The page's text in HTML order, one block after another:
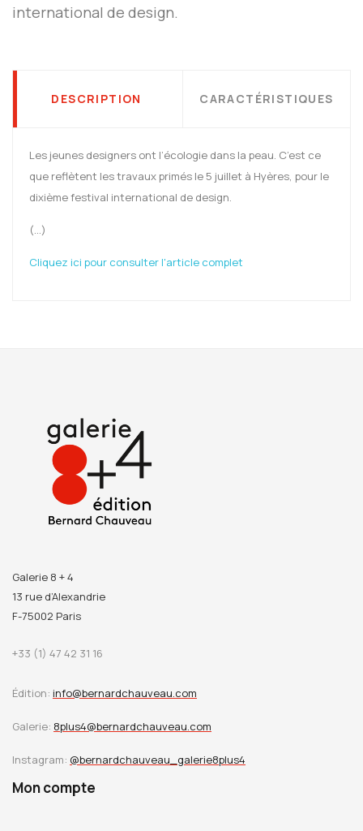
international de design.
DESCRIPTION CARACTÉRISTIQUES
Les jeunes designers ont l’écologie dans la peau. C’est ce
que reflètent les travaux primés le 5 juillet à Hyères, pour le
dixième festival international de design.
(...)
Cliquez ici pour consulter l'article complet
Galerie 8 + 4
13 rue d’Alexandrie
F-75002 Paris
+33 (1) 47 42 31 16
Édition: info@bernardchauveau.com
Galerie: 8plus4@bernardchauveau.com
Instagram: @bernardchauveau_galerie8plus4
Mon compte